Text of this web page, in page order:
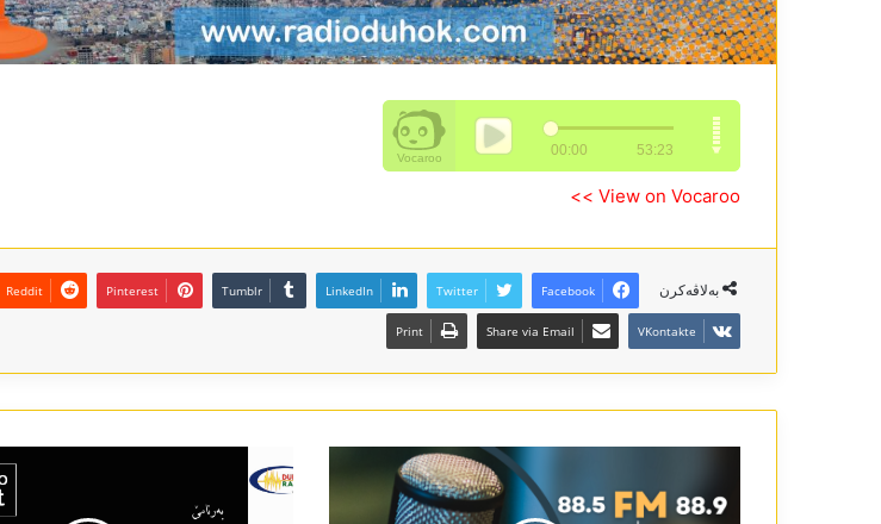
View on Vocaroo >>
بەلاڤەکرن Facebook
Twitter
LinkedIn
Tumblr
Pinterest
Reddit
VKontakte
Share via Email
Print